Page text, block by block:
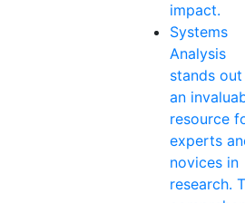
impact.
Systems
Analysis
stands out
an
resource
experts
novices in
research.